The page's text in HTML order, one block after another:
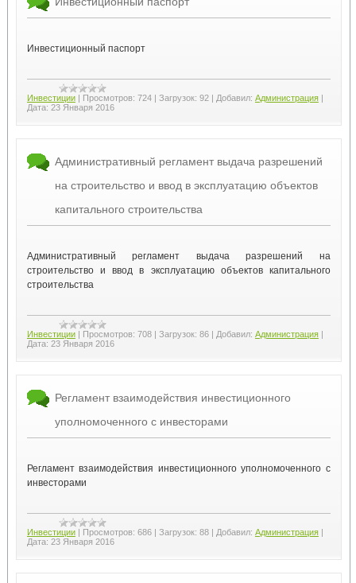
Инвестиционный паспорт
Инвестиции| Просмотров: 724| Загрузок: 92| Добавил: Администрация|
Дата: 23 Января 2016
Административный регламент выдача разрешений
на строительство и ввод в эксплуатацию объектов
капитального строительства
Административный регламент выдача разрешений на
строительство и ввод в эксплуатацию объектов капитального
строительства
Инвестиции| Просмотров: 708| Загрузок: 86| Добавил: Администрация|
Дата: 23 Января 2016
Регламент взаимодействия инвестиционного
уполномоченного с инвесторами
Регламент взаимодействия инвестиционного уполномоченного с
инвесторами
Инвестиции| Просмотров: 686| Загрузок: 88| Добавил: Администрация|
Дата: 23 Января 2016